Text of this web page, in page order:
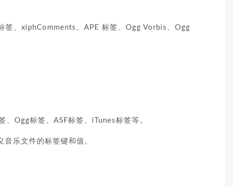
、xiphComments、APE 标签、Ogg Vorbis、Ogg
Ogg标签、ASF标签、iTunes标签等。
乐文件的标签键和值。